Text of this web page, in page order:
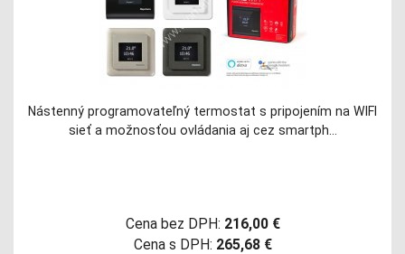
Nástenný programovateľný termostat s pripojením na WIFI
sieť a možnosťou ovládania aj cez smartph…
Cena bez DPH: 216,00 €
Cena s DPH: 265,68 €